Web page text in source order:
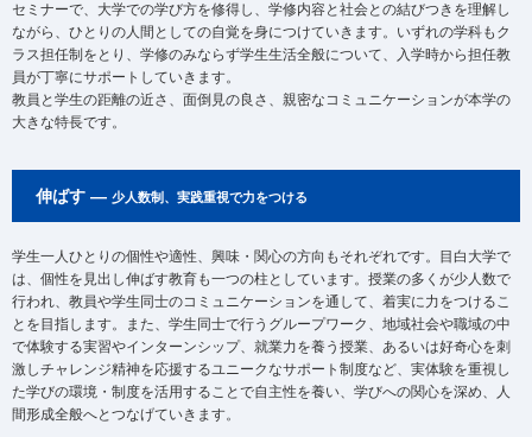
セミナーで、大学での学び方を修得し、学修内容と社会との結びつきを理解し
ながら、ひとりの人間としての自覚を身につけていきます。いずれの学科もク
ラス担任制をとり、学修のみならず学生生活全般について、入学時から担任教
員が丁寧にサポートしていきます。
教員と学生の距離の近さ、面倒見の良さ、親密なコミュニケーションが本学の
大きな特長です。
伸ばす ― 少人数制、実践重視で力をつける
学生一人ひとりの個性や適性、興味・関心の方向もそれぞれです。目白大学で
は、個性を見出し伸ばす教育も一つの柱としています。授業の多くが少人数で
行われ、教員や学生同士のコミュニケーションを通して、着実に力をつけるこ
とを目指します。また、学生同士で行うグループワーク、地域社会や職域の中
で体験する実習やインターンシップ、就業力を養う授業、あるいは好奇心を刺
激しチャレンジ精神を応援するユニークなサポート制度など、実体験を重視し
た学びの環境・制度を活用することで自主性を養い、学びへの関心を深め、人
間形成全般へとつなげていきます。